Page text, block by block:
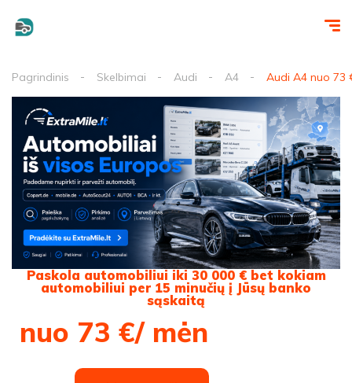
Pagrindinis Skelbimai Audi A4 Audi A4 nuo 73
Paskola automobiliui iki 30 000 € bet kokiam
automobiliui per 15 minučių į Jūsų banko
sąskaitą
nuo 73 €/ mėn